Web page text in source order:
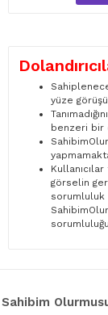
yüze
benzeri bir
görselin
sorumluluk
Sahibim